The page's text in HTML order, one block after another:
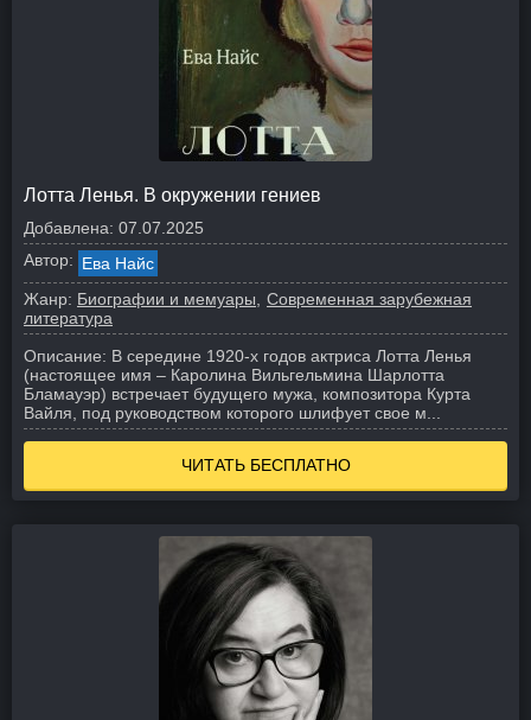
Лотта Ленья. В окружении гениев
Добавлена: 07.07.2025
Автор: Ева Найс
Жанр: Биографии и мемуары
Современная зарубежная
литература
Описание: В середине 1920-х годов актриса Лотта Ленья
(настоящее имя – Каролина Вильгельмина Шарлотта
Бламауэр) встречает будущего мужа, композитора Курта
Вайля, под руководством которого шлифует свое м...
ЧИТАТЬ БЕСПЛАТНО